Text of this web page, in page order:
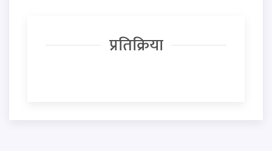
प्रतिक्रिया